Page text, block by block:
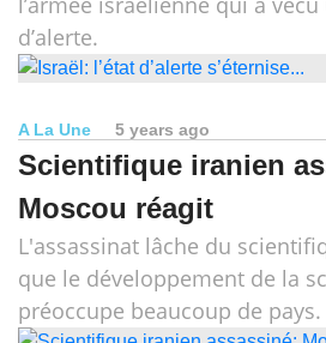
d’alerte.
A La Une 5 years ago
Scientifique iranien
Moscou réagit
L'assassinat lâche du
que le développement de la
préoccupe beaucoup de pays.